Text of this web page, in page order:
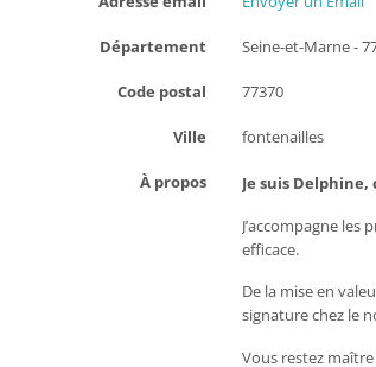
Département Seine-et-Marne -
Code postal 77370
Ville fontenailles
À propos
Je suis
J’accompagne
efficace.
De la mise en
signature chez le
Vous restez